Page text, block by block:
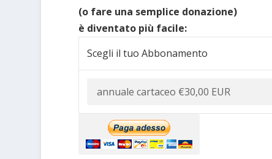
(o fare una semplice donazione)
è diventato più facile:
Scegli il tuo Abbonamento